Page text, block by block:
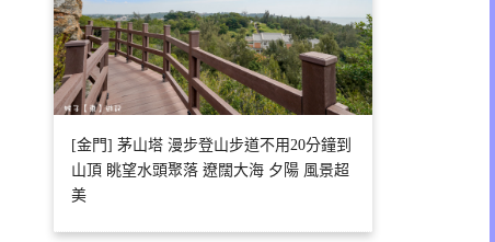
[金門] 茅山塔 漫步登山步道不用20分鐘到
山頂 眺望水頭聚落 遼闊大海 夕陽 風景超
美